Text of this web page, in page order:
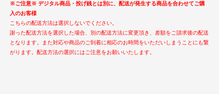
※ご注意※ デジタル商品・投げ銭とは別に、配送が発生する商品を合わせてご購
入のお客様
こちらの配送方法は選択しないでください。
謝った配送方法を選択した場合、別の配送方法に変更頂き、差額をご請求後の配送
となります。また対応や商品のご到着に相応のお時間をいただいしまうことにも繋
がります。配送方法の選択にはご注意をお願いいたします。